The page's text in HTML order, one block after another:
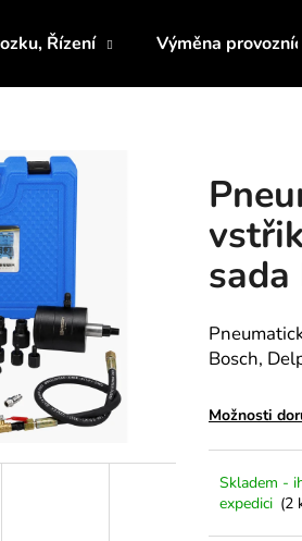
Řízení Výměna
sada
Bosch,
Možnosti
Skladem -
expedici (2
HLEDAT
PŘÍPRAVEK NA
TĚSNĚNÍ, GUFERA
IMPULZNÍM